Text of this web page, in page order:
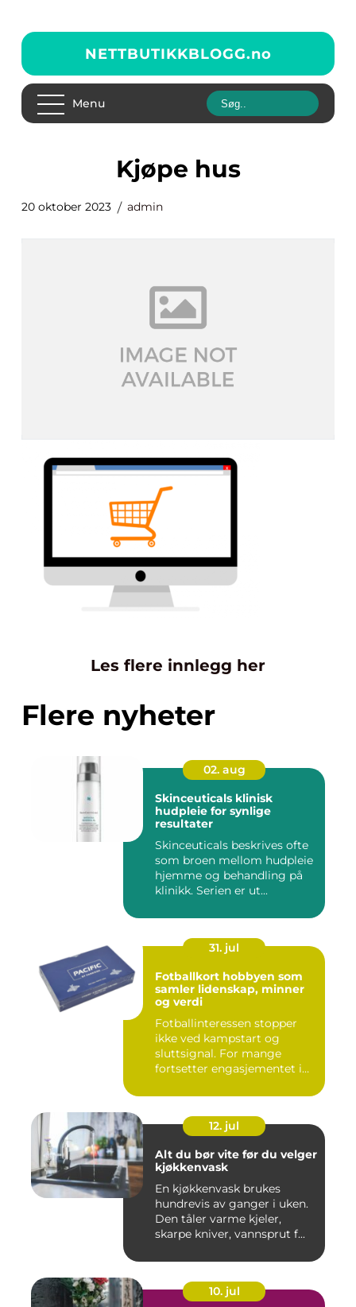
NETTBUTIKKBLOGG.no
Menu
kjøpe hus
20 oktober 2023 admin
Les flere innlegg her
Flere nyheter
02. aug
Skinceuticals klinisk
hudpleie for synlige
resultater
Skinceuticals beskrives ofte
som broen mellom hudpleie
hjemme og behandling på
klinikk. Serien er ut...
31. jul
Fotballkort hobbyen som
samler lidenskap, minner
og verdi
Fotballinteressen stopper
ikke ved kampstart og
sluttsignal. For mange
fortsetter engasjementet i
12. jul
Alt du bør vite før du velger
kjøkkenvask
En kjøkkenvask brukes
hundrevis av ganger i uken.
Den tåler varme kjeler,
skarpe kniver, vannsprut f...
10. jul